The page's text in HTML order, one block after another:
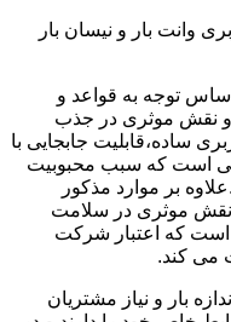
وانت بار و نیسان بار
اساس توجه به قواعد و
نقش موثری در جذب
ساده،قابلیت جابجایی با
است که سبب محبوبیت
بر موارد مذکور
نقش موثری در سلامت
است که اعتبار شرکت
می کند.
بار و نیاز مشتریان